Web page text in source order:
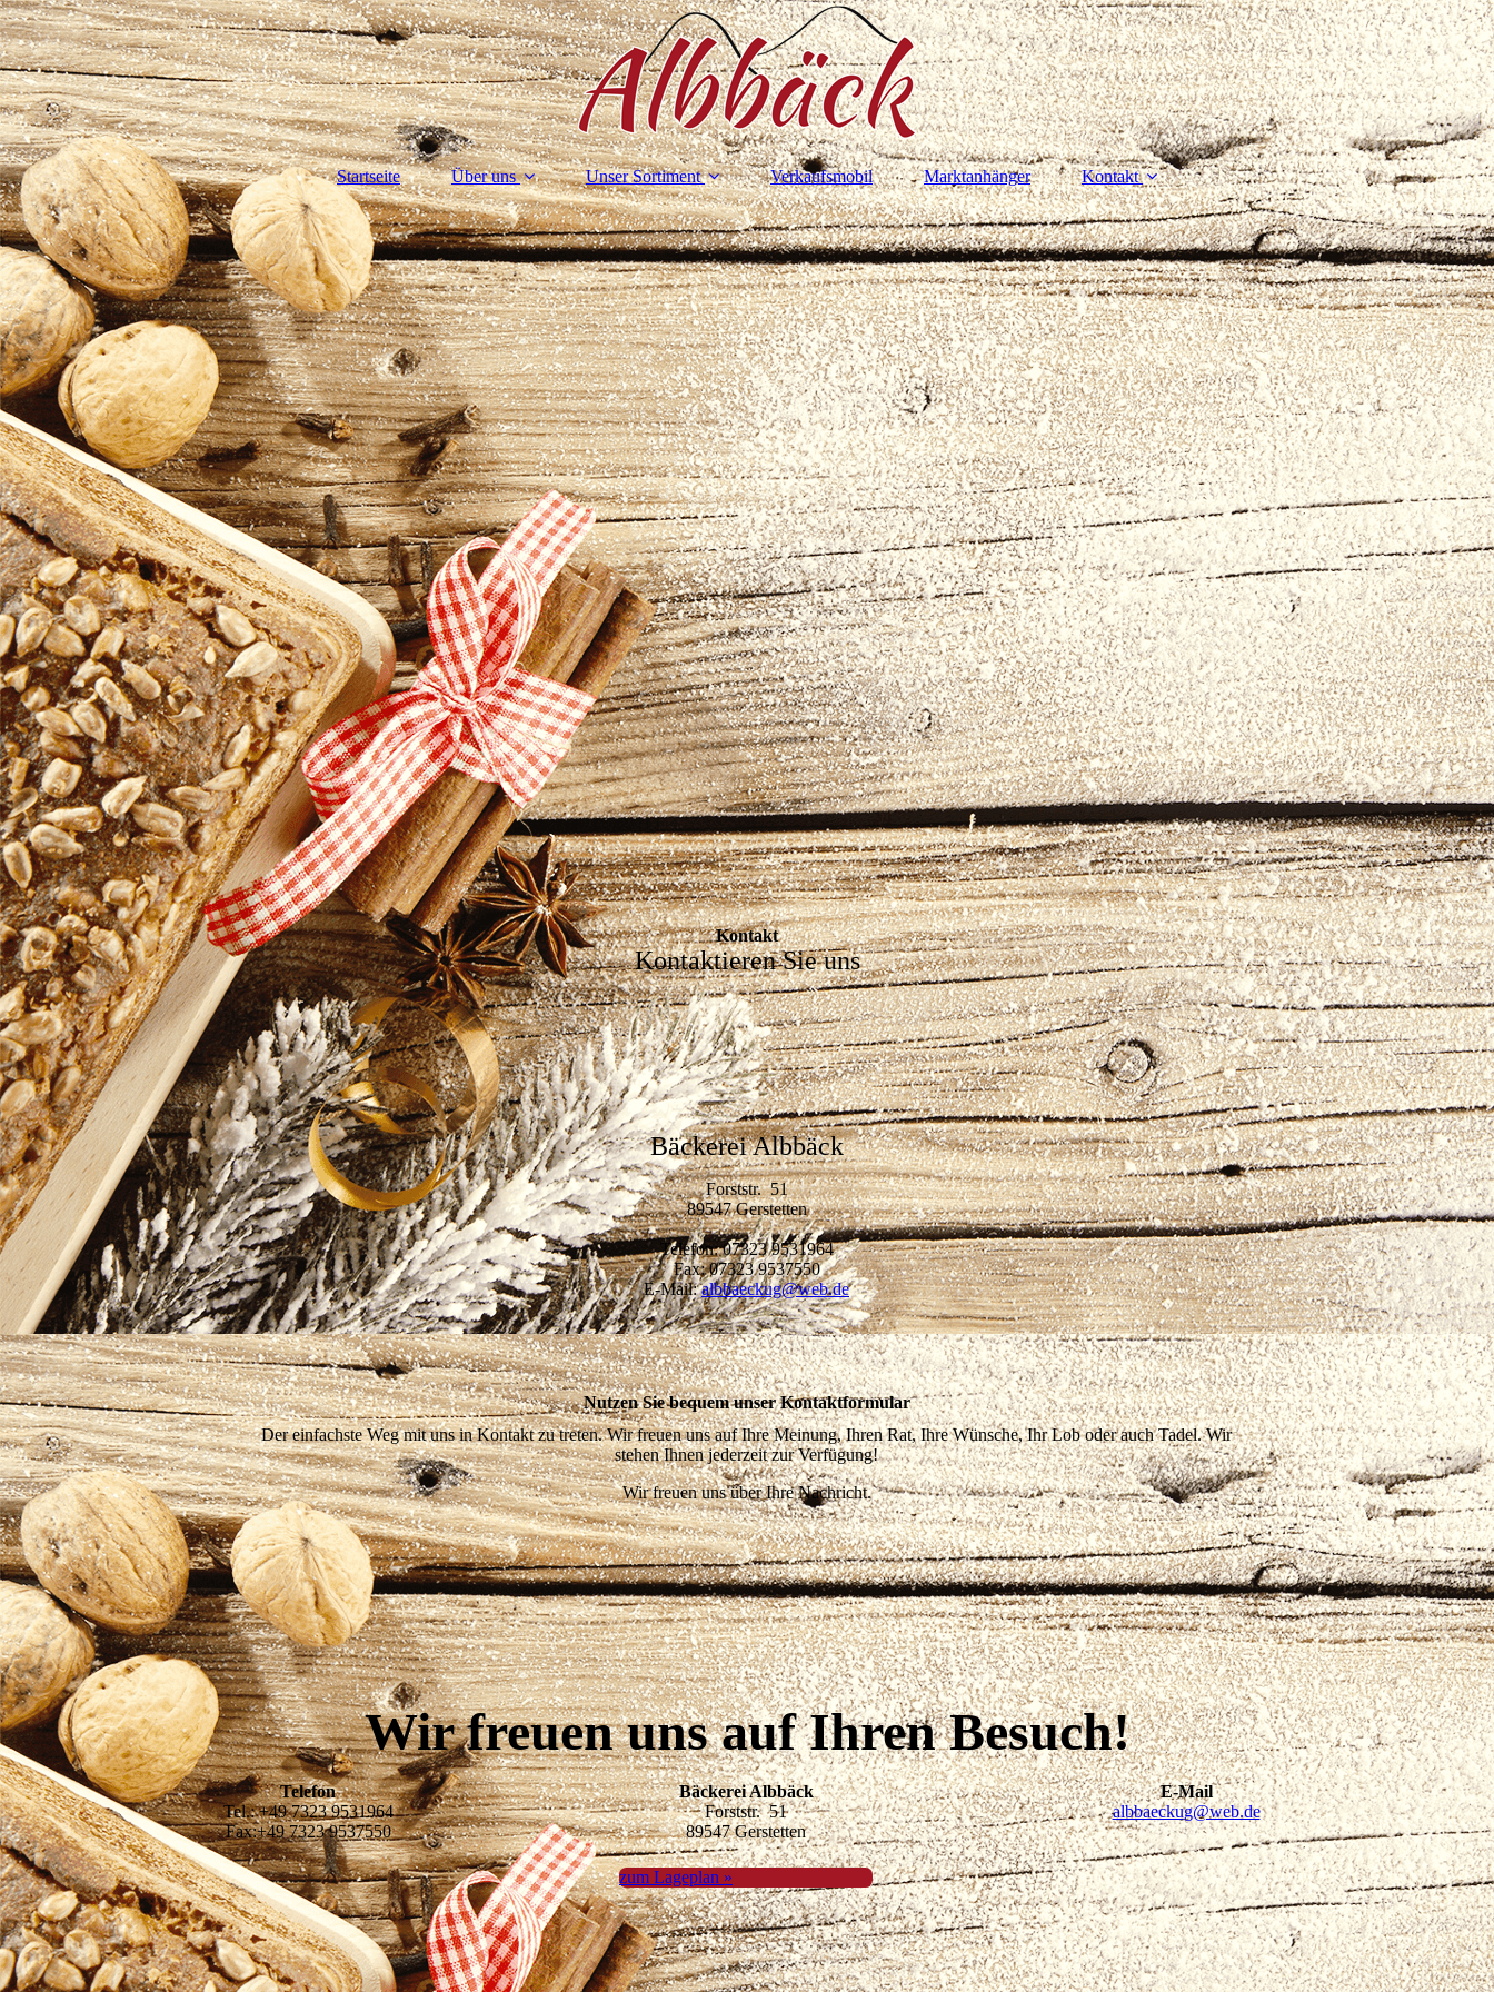
Startseite Über uns Unser Sortiment Verkaufsmobil Marktanhänger Kontakt
Kontakt
Kontaktieren Sie uns
Bäckerei Albbäck
Forststr. 51
89547 Gerstetten
Telefon: 07323 9531964
Fax: 07323 9537550
E-Mail:albbaeckug@web.de
Nutzen Sie bequem unser Kontakt­formular
Der einfachste Weg mit uns in Kontakt zu treten. Wir freuen uns auf Ihre Meinung, Ihren Rat, Ihre Wünsche, Ihr Lob oder auch Tadel. Wir
stehen Ihnen jederzeit zur Verfügung!
Wir freuen uns über Ihre Nachricht.
Wir freuen uns auf Ihren Besuch!
Telefon
Tel.: +49 7323 9531964
Fax:+49 7323 9537550
Bäckerei Albbäck
Forststr. 51
89547 Gerstetten
zum Lageplan »
E-Mail
albbaeckug@web.de